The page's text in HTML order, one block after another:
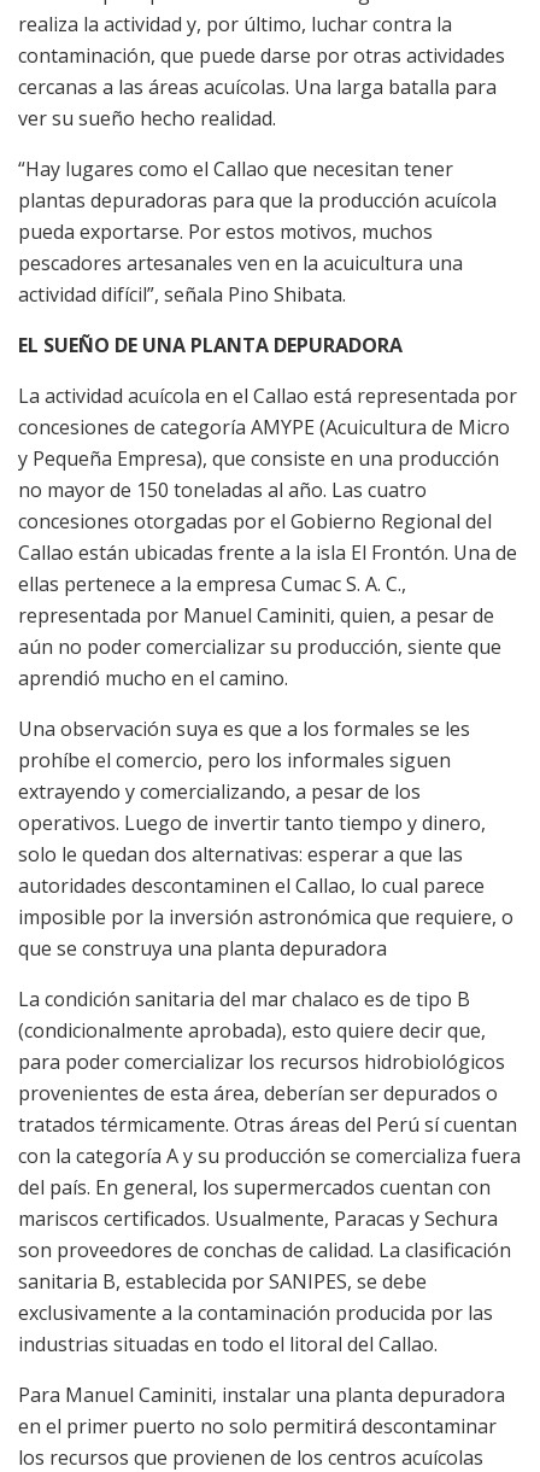
realiza la actividad y, por último, luchar contra la
contaminación, que puede darse por otras actividades
cercanas a las áreas acuícolas. Una larga batalla para
ver su sueño hecho realidad.
“Hay lugares como el Callao que necesitan tener
plantas depuradoras para que la producción acuícola
pueda exportarse. Por estos motivos, muchos
pescadores artesanales ven en la acuicultura una
actividad difícil”, señala Pino Shibata.
EL SUEÑO DE UNA PLANTA DEPURADORA
La actividad acuícola en el Callao está representada por
concesiones de categoría AMYPE (Acuicultura de Micro
y Pequeña Empresa), que consiste en una producción
no mayor de 150 toneladas al año. Las cuatro
concesiones otorgadas por el Gobierno Regional del
Callao están ubicadas frente a la isla El Frontón. Una de
ellas pertenece a la empresa Cumac S. A. C.,
representada por Manuel Caminiti, quien, a pesar de
aún no poder comercializar su producción, siente que
aprendió mucho en el camino.
Una observación suya es que a los formales se les
prohíbe el comercio, pero los informales siguen
extrayendo y comercializando, a pesar de los
operativos. Luego de invertir tanto tiempo y dinero,
solo le quedan dos alternativas: esperar a que las
autoridades descontaminen el Callao, lo cual parece
imposible por la inversión astronómica que requiere, o
que se construya una planta depuradora
La condición sanitaria del mar chalaco es de tipo B
(condicionalmente aprobada), esto quiere decir que,
para poder comercializar los recursos hidrobiológicos
provenientes de esta área, deberían ser depurados o
tratados térmicamente. Otras áreas del Perú sí cuentan
con la categoría A y su producción se comercializa fuera
del país. En general, los supermercados cuentan con
mariscos certificados. Usualmente, Paracas y Sechura
son proveedores de conchas de calidad. La clasificación
sanitaria B, establecida por SANIPES, se debe
exclusivamente a la contaminación producida por las
industrias situadas en todo el litoral del Callao.
Para Manuel Caminiti, instalar una planta depuradora
en el primer puerto no solo permitirá descontaminar
los recursos que provienen de los centros acuícolas